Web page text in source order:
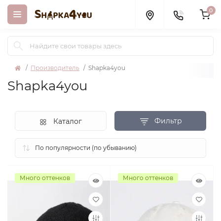
0
Производитель Shapka4you
Shapka4you
Фильтр
Каталог
Много оттенков Много оттенков